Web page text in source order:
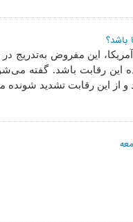
باشد؟
این مفروض به‌تدریج
این رقابت باشد. گفته
این رقابت تشدید شونده